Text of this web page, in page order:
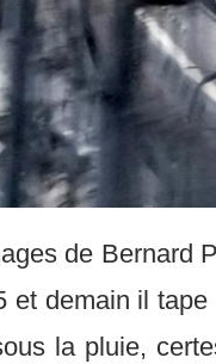
de Bernard
et demain il
la pluie,